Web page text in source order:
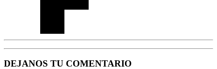
DEJANOS TU COMENTARIO